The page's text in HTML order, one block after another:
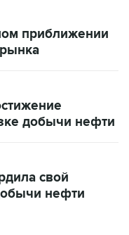
добычи нефти
нефти